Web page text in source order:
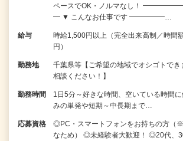
ペースでOK・ノルマなし！
━ ▼ こんなお仕事です ━━━━━…
給与
時給1,500円以上（完全出来高制／時間
円）
勤務地
千葉県等【ご希望の地域でオシゴトで
相談ください！】
勤務時間
1日5分～好きな時間、空いている時間
みの単発や短期～中長期まで…
応募資格
◎PC・スマートフォンをお持ちの方（
なため） ◎未経験者大歓迎！ ◎20代、